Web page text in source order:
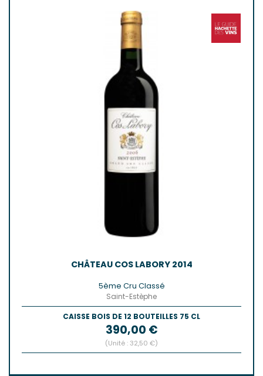
CHÂTEAU COS LABORY 2014
5ème Cru Classé
Saint-Estèphe
CAISSE BOIS DE 12 BOUTEILLES 75 CL
Prix
390,00 €
(Unité : 32,50 €)